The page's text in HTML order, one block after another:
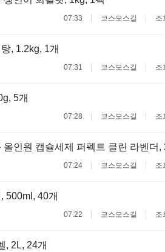
07:33 코스모스길 조
, 1.2kg, 1개
07:31 코스모스길 조
5개
07:28 코스모스길 조
인원 캡슐세제 퍼펙트 클린 라벤더,
07:24 코스모스길 조
500ml, 40개
07:22 코스모스길 조
, 2L, 24개